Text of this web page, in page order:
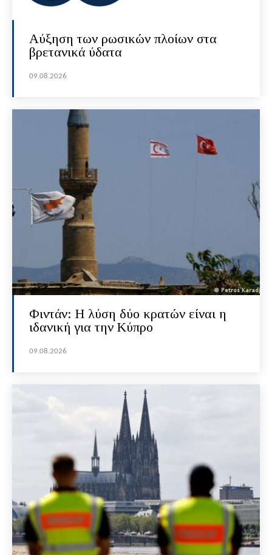
Αύξηση των ρωσικών πλοίων στα
βρετανικά ύδατα
09.08.2026
Φιντάν: Η λύση δύο κρατών είναι η
ιδανική για την Κύπρο
09.08.2026